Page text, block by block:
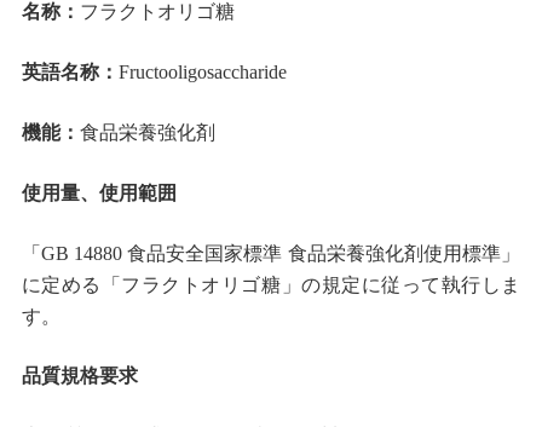
名称： フラクトオリゴ糖
英語名称： Fructooligosaccharide
機能： 食品栄養強化剤
使用量、使用範囲
「GB 14880 食品安全国家標準 食品栄養強化剤使用標準」
に定める「フラクトオリゴ糖」の規定に従って執行しま
す。
品質規格要求